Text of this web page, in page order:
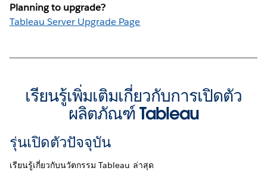
Planning to upgrade?
Tableau Server Upgrade Page
เรียนรู้เพิ่มเติมเกี่ยวกับการเปิดตัว
ผลิตภัณฑ์ Tableau
รุ่นเปิดตัวปัจจุบัน
เรียนรู้เกี่ยวกับนวัตกรรม Tableau ล่าสุด